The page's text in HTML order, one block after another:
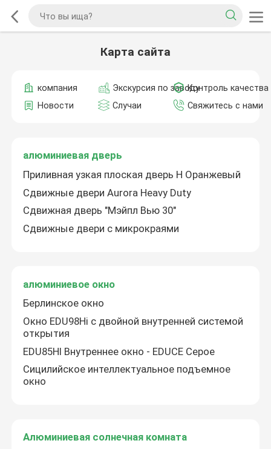
Карта сайта
компания Экскурсия по заводуКонтроль качества
Новости
Случаи Свяжитесь с нами
алюминиевая дверь
Приливная узкая плоская дверь H Оранжевый
Сдвижные двери Aurora Heavy Duty
Сдвижная дверь "Мэйпл Вью 30"
Сдвижные двери с микрокраями
алюминиевое окно
Берлинское окно
Окно EDU98Hi с двойной внутренней системой
открытия
EDU85HI Внутреннее окно - EDUCE Серое
Сицилийское интеллектуальное подъемное
окно
Алюминиевая солнечная комната